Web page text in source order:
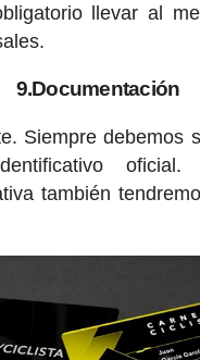
llevar al
9.Documentación
Siempre debemos
también